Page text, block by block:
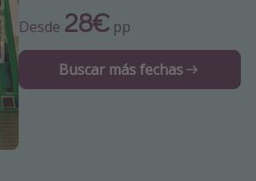
Desde 28€ pp
Buscar más fechas